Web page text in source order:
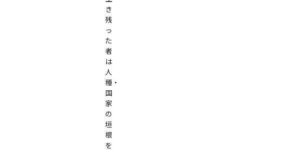
き
残
っ
た
者
は
人
種・
国
家
の
垣
根
を